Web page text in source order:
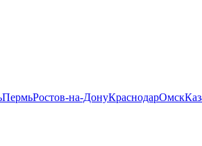
ПермьРостов-на-ДонуКраснодарОмск